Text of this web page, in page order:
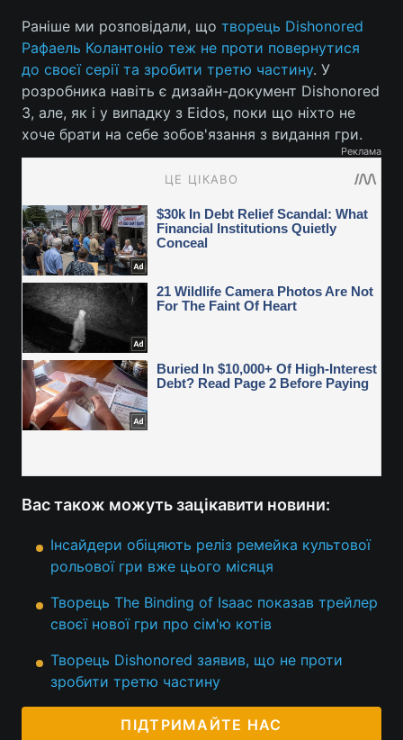
Раніше ми розповідали, що творець Dishonored
Рафаель Колантоніо теж не проти повернутися
до своєї серії та зробити третю частину. У
розробника навіть є дизайн-документ Dishonored
3, але, як і у випадку з Eidos, поки що ніхто не
хоче брати на себе зобов'язання з видання гри.
Реклама
Вас також можуть зацікавити новини:
Інсайдери обіцяють реліз ремейка культової
рольової гри вже цього місяця
Творець The Binding of Isaac показав трейлер
своєї нової гри про сім'ю котів
Творець Dishonored заявив, що не проти
зробити третю частину
ПІДТРИМАЙТЕ НАС